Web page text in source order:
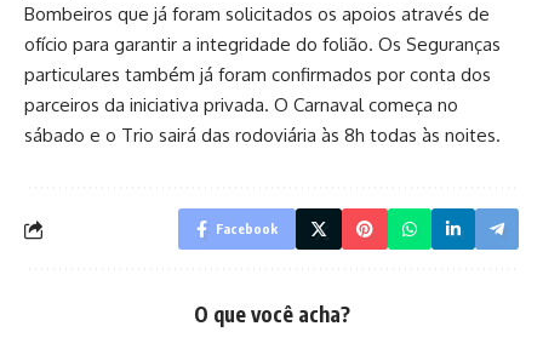
Bombeiros que já foram solicitados os apoios através de
ofício para garantir a integridade do folião. Os Seguranças
particulares também já foram confirmados por conta dos
parceiros da iniciativa privada. O Carnaval começa no
sábado e o Trio sairá das rodoviária às 8h todas às noites.
Facebook
O que você acha?